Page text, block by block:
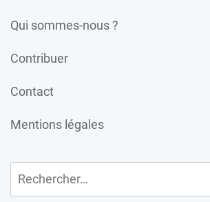
Qui sommes-nous ?
Contribuer
Contact
Mentions légales
Rechercher :